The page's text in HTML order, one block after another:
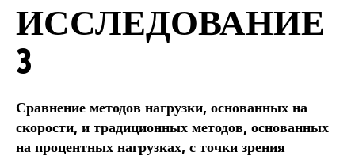
ИССЛЕДОВАНИЕ
3
Сравнение методов нагрузки, основанных на
скорости, и традиционных методов, основанных
на процентных нагрузках, с точки зрения